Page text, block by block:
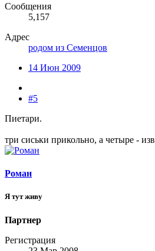
Сообщения
5,157
Адрес
родом из Семенцов
14 Июн 2009
#5
Пиетари.
три сиськи прикольно, а четыре -
Роман
Я тут живу
Партнер
Регистрация